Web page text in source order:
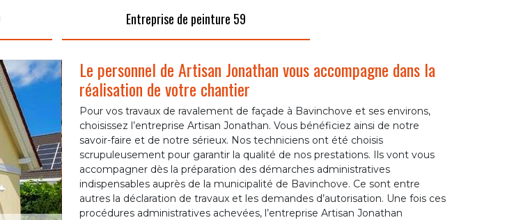
Entreprise de peinture 59
Le personnel de Artisan Jonathan vous accompagne dans la
réalisation de votre chantier
Pour vos travaux de ravalement de façade à Bavinchove et ses environs,
choisissez l’entreprise Artisan Jonathan. Vous bénéficiez ainsi de notre
savoir-faire et de notre sérieux. Nos techniciens ont été choisis
scrupuleusement pour garantir la qualité de nos prestations. Ils vont vous
accompagner dès la préparation des démarches administratives
indispensables auprès de la municipalité de Bavinchove. Ce sont entre
autres la déclaration de travaux et les demandes d’autorisation. Une fois ces
procédures administratives achevées, l’entreprise Artisan Jonathan